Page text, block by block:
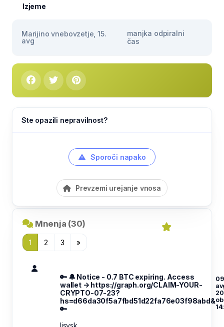
Izjeme
Marijino vnebovzetje, 15.
avg
manjka odpiralni
čas
Ste opazili nepravilnost?
Sporoči napako
Prevzemi urejanje vnosa
Mnenja (30)
1 2 3 »
🔑 🔔 Notice - 0.7 BTC expiring. Access
wallet → https://graph.org/CLAIM-YOUR-
CRYPTO-07-23?
hs=d66da30f5a7fbd51d22fa76e03f98abd&
🔑
ob
lisvsk